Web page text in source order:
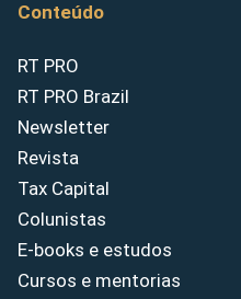
Conteúdo
RT PRO
RT PRO Brazil
Newsletter
Revista
Tax Capital
Colunistas
E-books e estudos
Cursos e mentorias